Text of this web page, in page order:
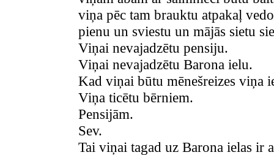
viņa pēc tam brauktu atpakaļ
pienu un sviestu un mājās sietu
Viņai nevajadzētu pensiju.
Viņai nevajadzētu Barona ielu.
Kad viņai būtu mēnešreizes viņa
Viņa ticētu bērniem.
Pensijām.
Sev.
Tai viņai tagad uz Barona ielas ir